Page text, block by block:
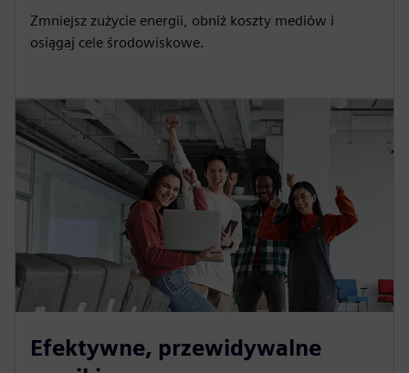
Zmniejsz zużycie energii, obniż koszty mediów i
osiągaj cele środowiskowe.
Efektywne, przewidywalne